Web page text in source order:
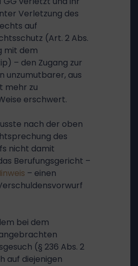
Verletzung des
auf
(Art. 2 Abs.
mit dem
– den Zugang zur
unzumutbarer, aus
mehr zu
erschwert.
nach der oben
des
nicht damit
Berufungsgericht –
– einen
bei dem
(§ 236 Abs. 2
auf diejenigen